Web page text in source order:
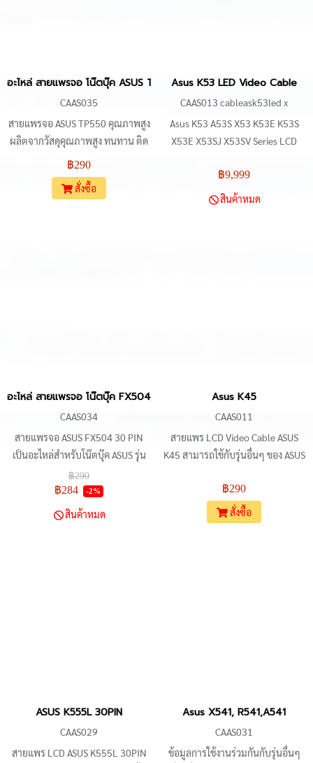
อะไหล่ สายแพรจอ โน๊ตบุ๊ค ASUS TP550, TP550LD, TP550LA
CAAS035
สายแพรจอ ASUS TP550 คุณภาพสูง
ผลิตจากวัสดุคุณภาพสูง ทนทาน ติด
ตั้งง่าย เพียงเสียบเข้ากับช่องต่อทั้ง
สองด้าน สามารถใช้สำหรับเชื่อมต่อ
จอแสดงผลกับเมนบอร์ดของโน้ตบุ๊ค
฿290
สั่งซื้อ
Asus K53 LED Video Cable
CAAS013 cableask53led x
Asus K53 A53S X53 K53E K53S
X53E X53SJ X53SV Series LCD
฿9,999
สินค้าหมด
อะไหล่ สายแพรจอ โน๊ตบุ๊ค FX504, GL503, FX63V, ZX63V,
CAAS034
สายแพรจอ ASUS FX504 30 PIN
เป็นอะไหล่สำหรับโน๊ตบุ๊ค ASUS รุ่น
FX504, FX504G, FX504GD,
FX504GE, GL503, FX63V, ZX63V,
FX80G, FX503, FX80G ใช้ในการ
เชื่อมต่อระหว่างเมนบอร์ดกับจอแสดง
฿290
฿284 -2%
สินค้าหมด
Asus K45
CAAS011
สายแพร LCD Video Cable ASUS
K45 สามารถใช้กับรุ่นอื่นๆ ของ ASUS
K45VM, ASUS K45VS, ASUS K45N,
ASUS K45N-E, ASUS K45N-V, ASUS
K45N-VM, ASUS K45N-VS
฿290
สั่งซื้อ
ASUS K555L 30PIN
CAAS029
สายแพร LCD ASUS K555L 30PIN
Asus X541, R541,A541
CAAS031
ข้อมูลการใช้งานร่วมกันกับรุ่นอื่นๆ